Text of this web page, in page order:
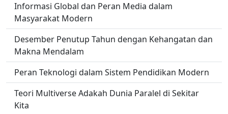
Informasi Global dan Peran Media dalam
Masyarakat Modern
Desember Penutup Tahun dengan Kehangatan dan
Makna Mendalam
Peran Teknologi dalam Sistem Pendidikan Modern
Teori Multiverse Adakah Dunia Paralel di Sekitar
Kita